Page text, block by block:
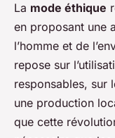
La mode éthique
en proposant une
l’homme et de
repose sur
responsables, sur
une production
que cette